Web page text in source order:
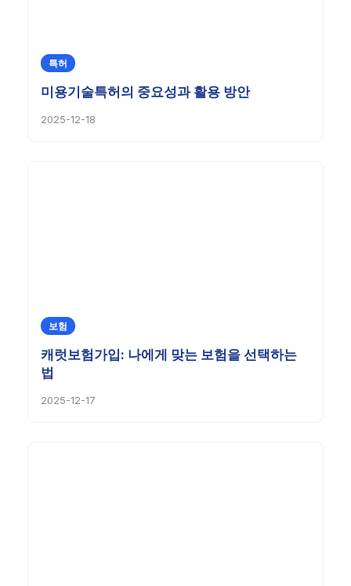
특허
미용기술특허의 중요성과 활용 방안
2025-12-18
보험
캐럿보험가입: 나에게 맞는 보험을 선택하는
법
2025-12-17